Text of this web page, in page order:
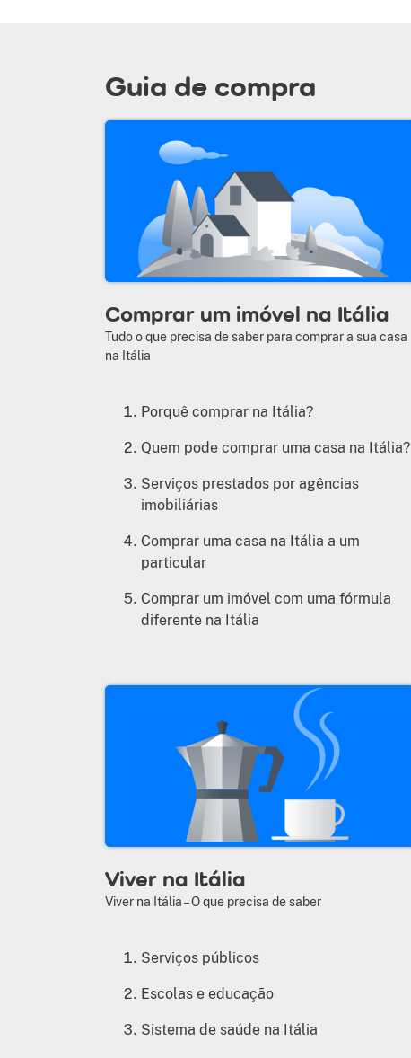
Guia de compra
Comprar um imóvel na Itália
Tudo o que precisa de saber para comprar a sua casa
na Itália
Porquê comprar na Itália?
Quem pode comprar uma casa na Itália?
Serviços prestados por agências
imobiliárias
Comprar uma casa na Itália a um
particular
Comprar um imóvel com uma fórmula
diferente na Itália
Viver na Itália
Viver na Itália – O que precisa de saber
Serviços públicos
Escolas e educação
Sistema de saúde na Itália